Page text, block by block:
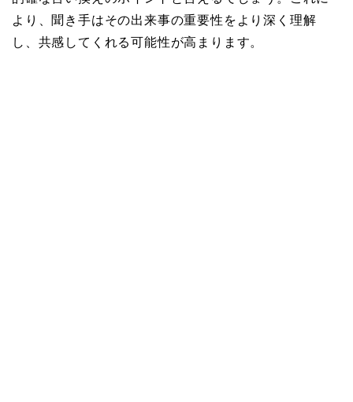
より、聞き手はその出来事の重要性をより深く理解
し、共感してくれる可能性が高まります。